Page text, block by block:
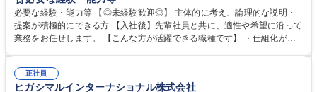
や成長に貢献している部署です。 会社の全メンバーが安心して長く成果を
発揮できる環境を整えるために、毎日のメンテナンスや維持管理に加え、
新たな施策検討を積極的に行っていただき、会社全体を巻き込み課題解決
幅広い業務の体得が可能で、多様なキャリアパスを描くことも可能です。
募集職種 【総務】未経験歓迎◎/リモート可/世界で唯一の事業/福利厚生◎/
必要な経験・能力等 【◎未経験歓迎◎】 主体的に考え、論理的な説明・
提案が積極的にできる方 【入社後】先輩社員と共に、適性や希望に沿って
業務をお任せします。 【こんな方が活躍できる職種です】 ・仕組化が好
対処できる・新しいことに興味関心がある 【魅力】■自己啓発支援：資格
取得や通信教育など費用の80%（年間25万円まで）を補助 ■住宅手当：家
正社員
ヒガシマルインターナショナル株式会社